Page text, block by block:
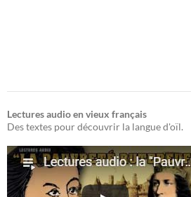
Lectures audio en vieux français
Des textes pour découvrir la langue d'oïl.